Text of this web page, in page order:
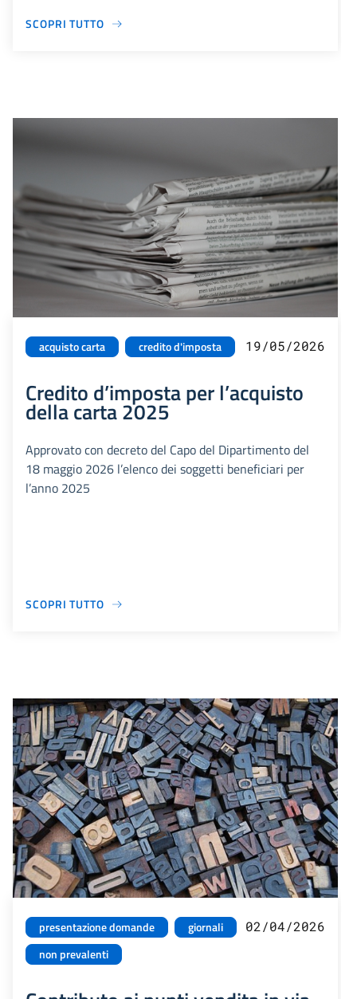
SCOPRI TUTTO
acquisto carta credito d'imposta 19/05/2026
Credito d’imposta per l’acquisto
della carta 2025
Approvato con decreto del Capo del Dipartimento del
18 maggio 2026 l’elenco dei soggetti beneficiari per
l’anno 2025
SCOPRI TUTTO
presentazione domande
giornali
non prevalenti
02/04/2026